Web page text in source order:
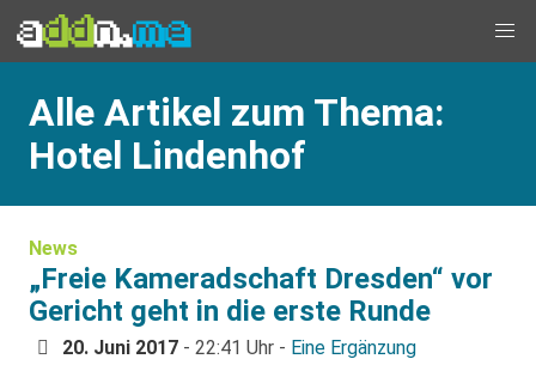
Alle Artikel zum Thema:
Hotel Lindenhof
News
„Freie Kameradschaft Dresden“ vor
Gericht geht in die erste Runde
20. Juni 2017 - 22:41 Uhr - Eine Ergänzung